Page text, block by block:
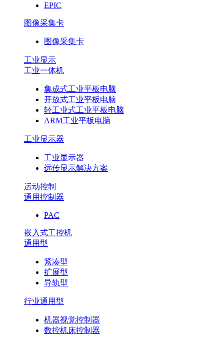
EPIC
图像采集卡
图像采集卡
工业显示
工业一体机
集成式工业平板电脑
开放式工业平板电脑
轻工业式工业平板电脑
ARM工业平板电脑
工业显示器
工业显示器
远传显示解决方案
运动控制
通用控制器
PAC
嵌入式工控机
通用型
紧凑型
扩展型
导轨型
行业通用型
机器视觉控制器
数控机床控制器